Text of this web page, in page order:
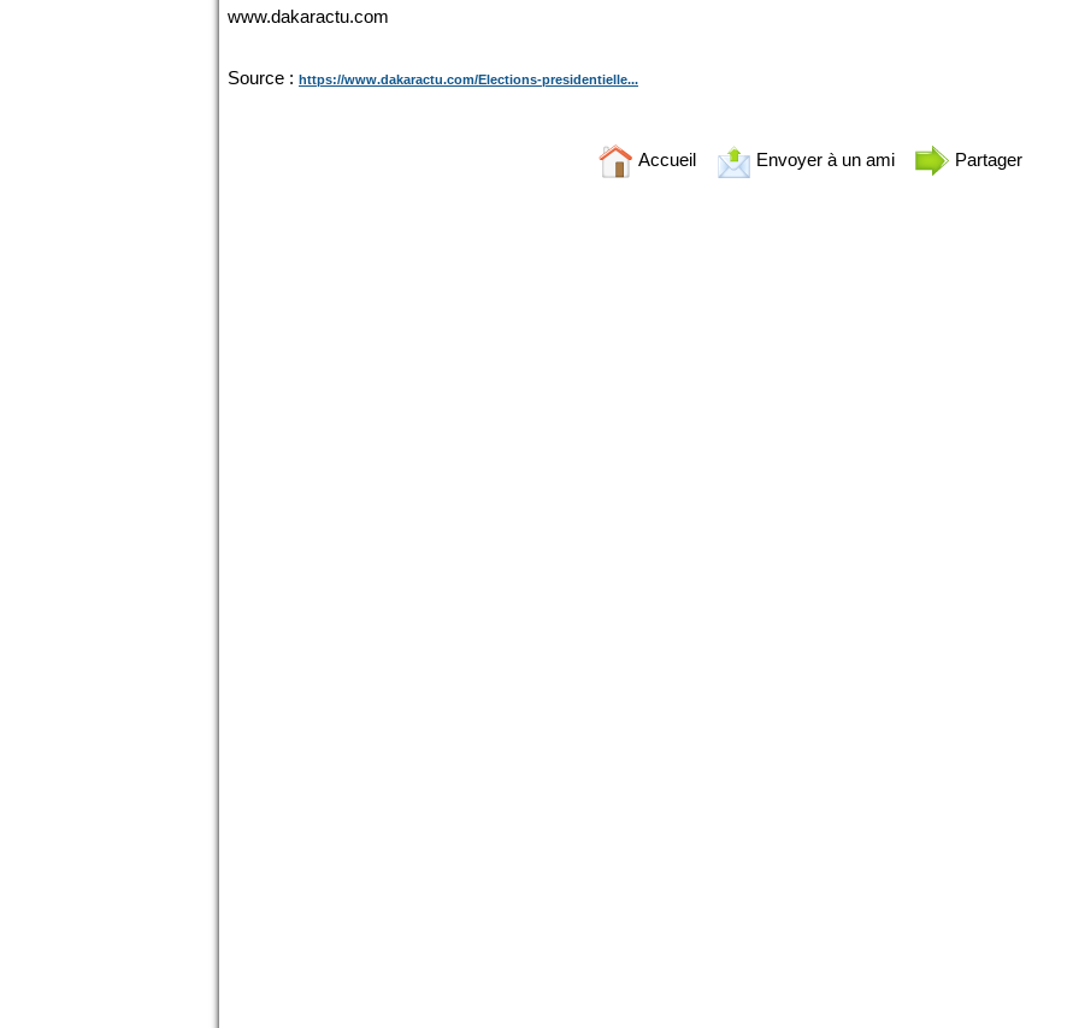
www.dakaractu.com
Source : https://www.dakaractu.com/Elections-presidentielle...
Accueil Envoyer à un ami Partager